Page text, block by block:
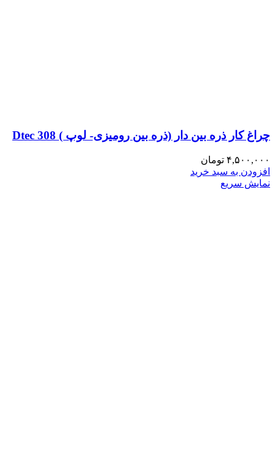
چراغ کار ذره بین دار (ذره بین رومیزی- لوپ ) Dtec 308
۴,۵۰۰,۰۰۰ تومان
افزودن به سبد خرید
نمایش سریع